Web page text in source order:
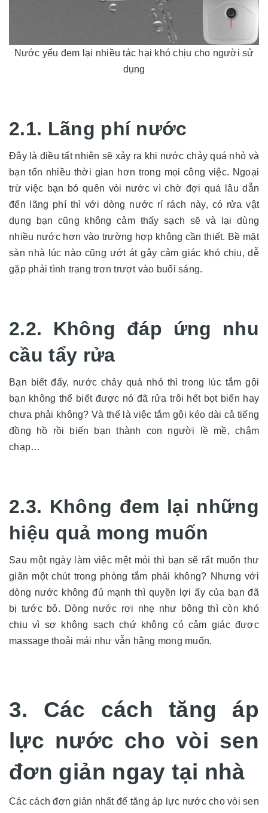
Nước yếu đem lại nhiều tác hại khó chịu cho người sử
dụng
2.1. Lãng phí nước
Đây là điều tất nhiên sẽ xảy ra khi nước chảy quá nhỏ và
bạn tốn nhiều thời gian hơn trong mọi công việc. Ngoại
trừ việc bạn bỏ quên vòi nước vì chờ đợi quá lâu dẫn
đến lãng phí thì với dòng nước rí rách này, có rửa vật
dụng bạn cũng không cảm thấy sạch sẽ và lại dùng
nhiều nước hơn vào trường hợp không cần thiết. Bề mặt
sàn nhà lúc nào cũng ướt át gây cảm giác khó chịu, dễ
gặp phải tình trạng trơn trượt vào buổi sáng.
2.2. Không đáp ứng nhu
cầu tẩy rửa
Bạn biết đấy, nước chảy quá nhỏ thì trong lúc tắm gội
bạn không thể biết được nó đã rửa trôi hết bọt biển hay
chưa phải không? Và thế là việc tắm gội kéo dài cả tiếng
đồng hồ rồi biến bạn thành con người lề mề, chậm
chạp…
2.3. Không đem lại những
hiệu quả mong muốn
Sau một ngày làm việc mệt mỏi thì bạn sẽ rất muốn thư
giãn một chút trong phòng tắm phải không? Nhưng với
dòng nước không đủ mạnh thì quyền lợi ấy của bạn đã
bị tước bỏ. Dòng nước rơi nhẹ như bông thì còn khó
chịu vì sợ không sạch chứ không có cảm giác được
massage thoải mái như vẫn hằng mong muốn.
3. Các cách tăng áp
lực nước cho vòi sen
đơn giản ngay tại nhà
Các cách đơn giản nhất để tăng áp lực nước cho vòi sen